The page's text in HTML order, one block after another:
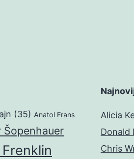
(35) Anatol Frans
Šopenhauer
Alicia
Donald
Chris